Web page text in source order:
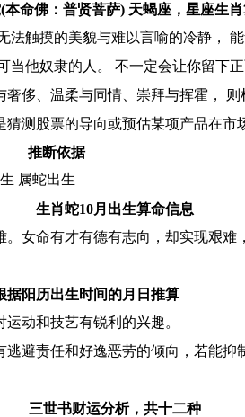
本命佛：普贤菩萨) 天蝎座，星座生
法触摸的美貌与难以言喻的冷静，
他奴隶的人。 不一定会让你留下
侈、温柔与同情、崇拜与挥霍，
测股票的导向或预估某项产品在市
推断依据
属蛇出生
生肖蛇10月出生算命信息
女命有才有德有志向，却实现艰
据阳历出生时间的月日推算
动和技艺有锐利的兴趣。
避责任和好逸恶劳的倾向，若能
三世书财运分析，共十二种